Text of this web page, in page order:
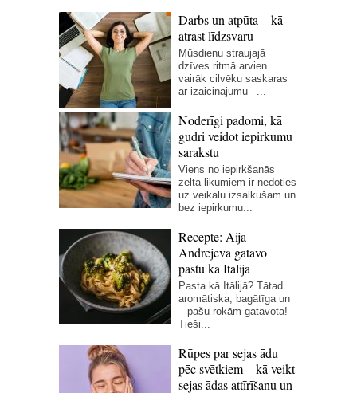
Darbs un atpūta – kā
atrast līdzsvaru
Mūsdienu straujajā
dzīves ritmā arvien
vairāk cilvēku saskaras
ar izaicinājumu –...
Noderīgi padomi, kā
gudri veidot iepirkumu
sarakstu
Viens no iepirkšanās
zelta likumiem ir nedoties
uz veikalu izsalkušam un
bez iepirkumu...
Recepte: Aija
Andrejeva gatavo
pastu kā Itālijā
Pasta kā Itālijā? Tātad
aromātiska, bagātīga un
– pašu rokām gatavota!
Tieši...
Rūpes par sejas ādu
pēc svētkiem – kā veikt
sejas ādas attīrīšanu un